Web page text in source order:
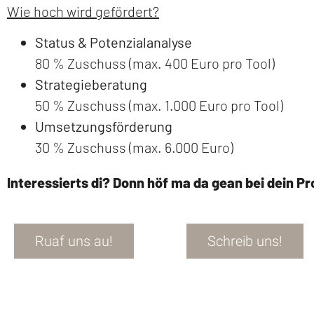
Wie hoch wird gefördert?
Status & Potenzialanalyse
80 % Zuschuss (max. 400 Euro pro Tool)
Strategieberatung
50 % Zuschuss (max. 1.000 Euro pro Tool)
Umsetzungsförderung
30 % Zuschuss (max. 6.000 Euro)
Interessierts di? Donn höf ma da gean bei dein
Ruaf uns au! Schreib uns!